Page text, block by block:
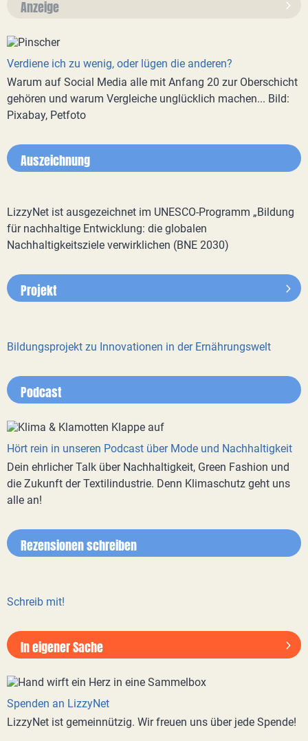
Anzeige
Verdiene ich zu wenig, oder lügen die anderen?
Warum auf Social Media alle mit Anfang 20 zur Oberschicht
gehören und warum Vergleiche unglücklich machen... Bild:
Pixabay, Petfoto
Auszeichnung
LizzyNet ist ausgezeichnet im UNESCO-Programm „Bildung
für nachhaltige Entwicklung: die globalen
Nachhaltigkeitsziele verwirklichen (BNE 2030)
Projekt
Bildungsprojekt zu Innovationen in der Ernährungswelt
Podcast
Hört rein in unseren Podcast über Mode und Nachhaltigkeit
Dein ehrlicher Talk über Nachhaltigkeit, Green Fashion und
die Zukunft der Textilindustrie. Denn Klimaschutz geht uns
alle an!
Rezensionen schreiben
Schreib mit!
In eigener Sache
Spenden an LizzyNet
LizzyNet ist gemeinnützig. Wir freuen uns über jede Spende!